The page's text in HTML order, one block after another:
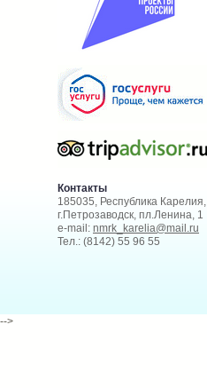
Контакты
185035, Республика Карелия,
г.Петрозаводск, пл.Ленина, 1
e-mail: nmrk_karelia@mail.ru
Тел.: (8142) 55 96 55
-->